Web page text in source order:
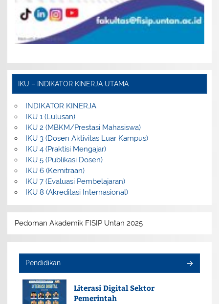
IKU – INDIKATOR KINERJA UTAMA
INDIKATOR KINERJA
IKU 1 (Lulusan)
IKU 2 (MBKM/Prestasi Mahasiswa)
IKU 3 (Dosen Aktivitas Luar Kampus)
IKU 4 (Praktisi Mengajar)
IKU 5 (Publikasi Dosen)
IKU 6 (Kemitraan)
IKU 7 (Evaluasi Pembelajaran)
IKU 8 (Akreditasi Internasional)
Pedoman Akademik FISIP Untan 2025
Pendidikan
Literasi Digital Sektor
Pemerintah